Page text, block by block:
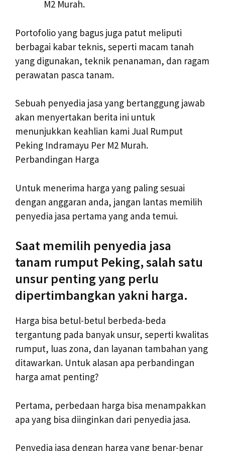
M2 Murah.
Portofolio yang bagus juga patut meliputi
berbagai kabar teknis, seperti macam tanah
yang digunakan, teknik penanaman, dan ragam
perawatan pasca tanam.
Sebuah penyedia jasa yang bertanggung jawab
akan menyertakan berita ini untuk
menunjukkan keahlian kami Jual Rumput
Peking Indramayu Per M2 Murah.
Perbandingan Harga
Untuk menerima harga yang paling sesuai
dengan anggaran anda, jangan lantas memilih
penyedia jasa pertama yang anda temui.
Saat memilih penyedia jasa
tanam rumput Peking, salah satu
unsur penting yang perlu
dipertimbangkan yakni harga.
Harga bisa betul-betul berbeda-beda
tergantung pada banyak unsur, seperti kwalitas
rumput, luas zona, dan layanan tambahan yang
ditawarkan. Untuk alasan apa perbandingan
harga amat penting?
Pertama, perbedaan harga bisa menampakkan
apa yang bisa diinginkan dari penyedia jasa.
Penyedia jasa dengan harga yang benar-benar